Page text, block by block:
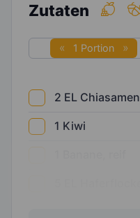
Zutaten
1 Portion
2 EL Chiasamen
1 Kiwi